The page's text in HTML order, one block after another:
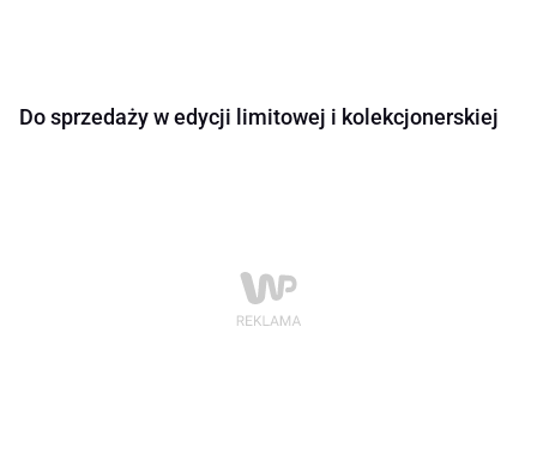
Do sprzedaży w edycji limitowej i kolekcjonerskiej